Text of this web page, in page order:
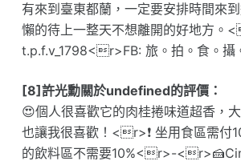
有來到臺東都蘭，一定要安排時間來
懶的待上一整天不想離開的好地方。
t.p.f.v_1798<r>FB: 旅。拍。食。攝
[8]許光勳關於undefined的評價：
😍個人很喜歡它的肉桂捲味道超香，
也讓我很喜歡！<r>❗️ 坐用食區需付
的飲料區不需要10%<r>-